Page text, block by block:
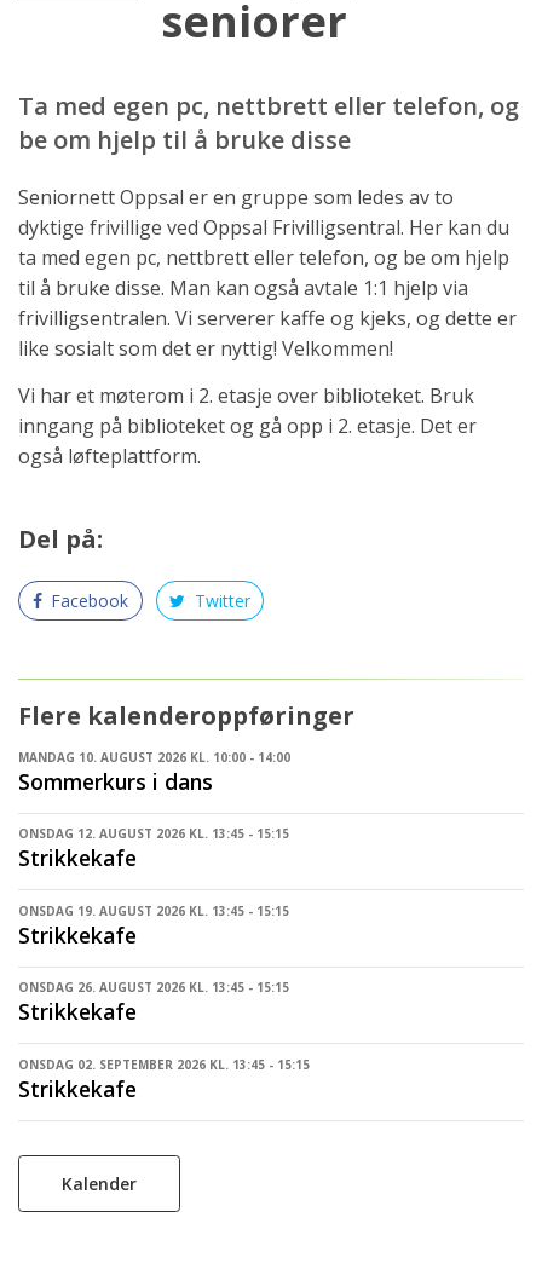
seniorer
Ta med egen pc, nettbrett eller telefon, og
be om hjelp til å bruke disse
Seniornett Oppsal er en gruppe som ledes av to
dyktige frivillige ved Oppsal Frivilligsentral. Her kan du
ta med egen pc, nettbrett eller telefon, og be om hjelp
til å bruke disse. Man kan også avtale 1:1 hjelp via
frivilligsentralen. Vi serverer kaffe og kjeks, og dette er
like sosialt som det er nyttig! Velkommen!
Vi har et møterom i 2. etasje over biblioteket. Bruk
inngang på biblioteket og gå opp i 2. etasje. Det er
også løfteplattform.
Del på:
Facebook Twitter
Flere kalenderoppføringer
MANDAG 10. AUGUST 2026 KL. 10:00 - 14:00
Sommerkurs i dans
ONSDAG 12. AUGUST 2026 KL. 13:45 - 15:15
Strikkekafe
ONSDAG 19. AUGUST 2026 KL. 13:45 - 15:15
Strikkekafe
ONSDAG 26. AUGUST 2026 KL. 13:45 - 15:15
Strikkekafe
ONSDAG 02. SEPTEMBER 2026 KL. 13:45 - 15:15
Strikkekafe
Kalender